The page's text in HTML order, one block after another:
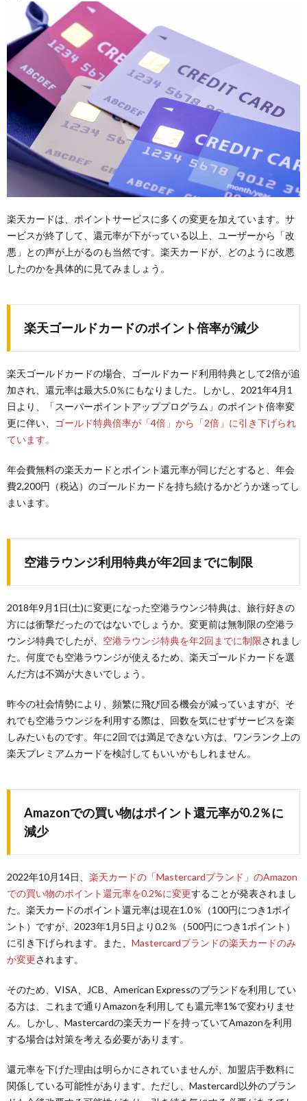
楽天カードは、ポイントサービスに多くの変更を加えています。サ
ービスが終了して、還元率が下がっている以上、ユーザーから「改
悪」との声が上がるのも当然です。楽天カードが、どのように改悪
したのかを具体的に見てみましょう。
楽天ゴールドカードのポイント倍率が減少
楽天ゴールドカードの場合、ゴールドカード利用特典として2倍が追
加され、還元率は最大5.0％にもなりました。しかし、2021年4月1
日より、「スーパーポイントアッププログラム」のポイント倍率変
更に伴い、
ゴールド特典倍率が「4倍」から「2倍」に引き下げられ
ています。
年会費無料の楽天カードとポイント還元率が同じだとすると、年会
費2,200円（税込）のゴールドカードを持ち続けるかどうか迷ってし
まいます。
空港ラウンジ利用特典が年2回までに制限
2018年9月1日(土)に変更になった空港ラウンジ特典は、旅行好きの
方には衝撃だったのではないでしょうか。変更前は無制限の空港ラ
ウンジ特典でしたが、 空港ラウンジ特典を年2回までに制限されまし
た。何度でも空港ラウンジが使えるため、楽天ゴールドカードを選
んだ方は不満が大きいでしょう。
昨今の社会情勢により、頻繁に飛び回る機会が減っていますが、そ
れでも空港ラウンジを利用する際は、回数を気にせずサービスを楽
しみたいものです。年に2回では満足できない方は、ワンランク上の
楽天プレミアムカードを検討してもいいかもしれません。
Amazonでの買い物はポイント還元率が0.2％に
減少
2022年10月14日、 楽天カードの「Mastercardブランド」のAmazon
での買い物のポイント還元率を0.2%に変更することが発表されまし
た。楽天カードのポイント還元率は現在1.0％（100円につき1ポイ
ント）ですが、2023年1月5日より0.2％（500円につき1ポイント）
に引き下げられます。また、 Mastercardブランドの楽天カードのみ
が変更されます。
そのため、VISA、JCB、American Expressのブランドを利用してい
る方は、これまで通りAmazonを利用しても還元率1%で変わりませ
ん。しかし、Mastercardの楽天カードを持っていてAmazonを利用
する場合は対策を考える必要があります。
還元率を下げた理由は明らかにされていませんが、加盟店手数料に
関係している可能性があります。ただし、Mastercard以外のブラン